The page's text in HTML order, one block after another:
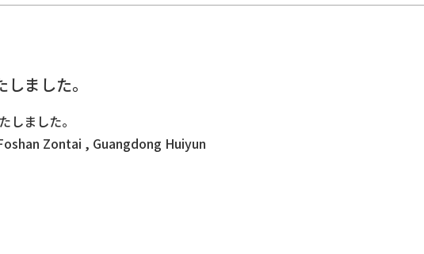
ました。
しました。
Zontai , Guangdong Huiyun